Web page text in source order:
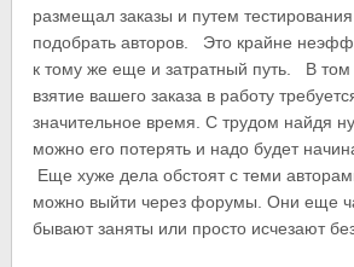
размещал заказы и путем
подобрать авторов. Это крайне
к тому же еще и затратный путь. В том
взятие вашего заказа в работу
значительное время. С трудом найдя
можно его потерять и надо будет
Еще хуже дела обстоят с теми
можно выйти через форумы. Они еще
бывают заняты или просто исчезают